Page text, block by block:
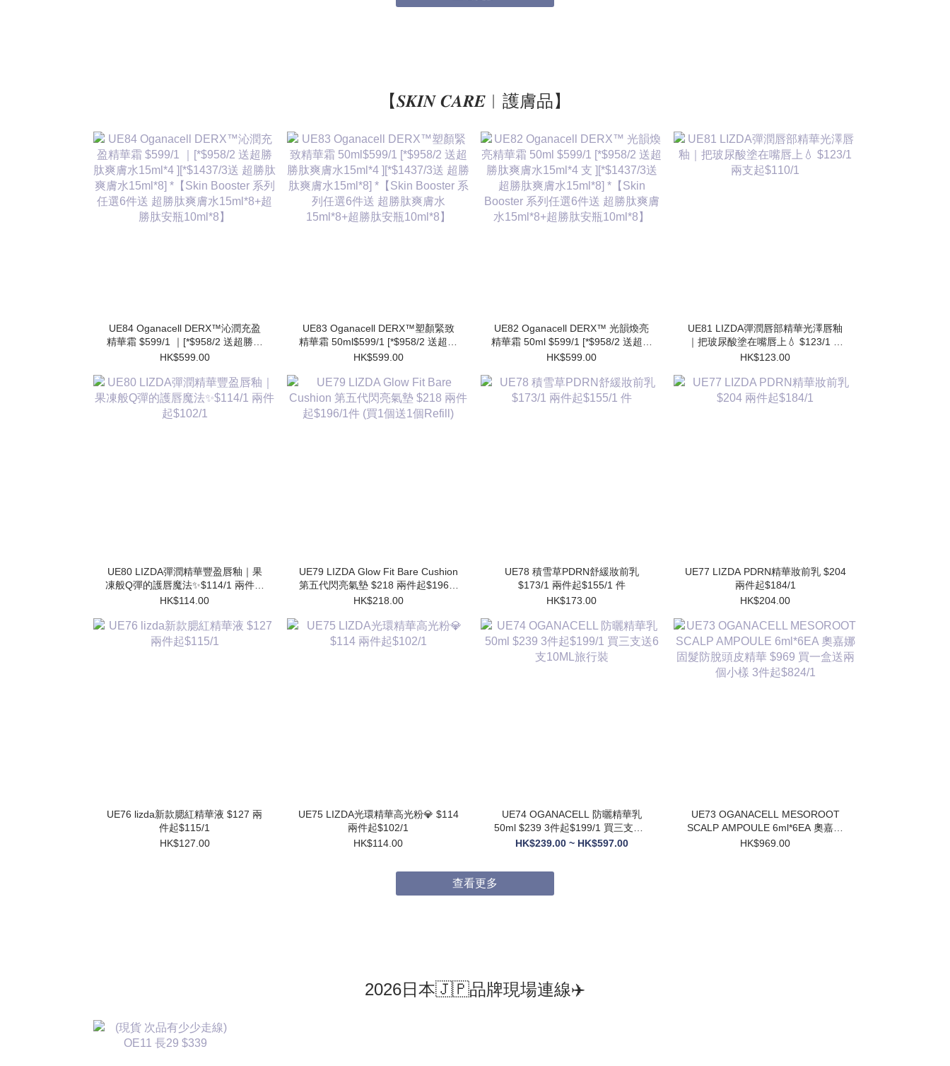
【𝑺𝑲𝑰𝑵 𝑪𝑨𝑹𝑬︱護膚品】
UE84 Oganacell DERX™沁潤充盈
精華霜 $599/1 ｜[*$958/2 送超勝肽
爽膚水15ml*4 ][*$1437/3送 超勝肽
任選6件送 超勝肽爽膚水15ml*8+超
勝肽安瓶10ml*8】
HK$599.00
UE83 Oganacell DERX™塑顏緊致
精華霜 50ml$599/1 [*$958/2 送超勝
肽爽膚水15ml*4 ][*$1437/3送 超勝
列任選6件送 超勝肽爽膚水
15ml*8+超勝肽安瓶10ml*8】
HK$599.00
UE82 Oganacell DERX™ 光韻煥亮
精華霜 50ml $599/1 [*$958/2 送超勝
肽爽膚水15ml*4 支 ][*$1437/3送 超
系列任選6件送 超勝肽爽膚水
15ml*8+超勝肽安瓶10ml*8】
HK$599.00
UE81 LIZDA彈潤唇部精華光澤唇釉
｜把玻尿酸塗在嘴唇上💧 $123/1 兩
支起$110/1
HK$123.00
UE80 LIZDA彈潤精華豐盈唇釉｜果
凍般Q彈的護唇魔法✨$114/1 兩件起
$102/1
HK$114.00
UE79 LIZDA Glow Fit Bare Cushion
第五代閃亮氣墊 $218 兩件起$196/1
件 (買1個送1個Refill)
HK$218.00
UE78 積雪草PDRN舒緩妝前乳
$173/1 兩件起$155/1 件
HK$173.00
UE77 LIZDA PDRN精華妝前乳 $204
兩件起$184/1
HK$204.00
UE76 lizda新款腮紅精華液 $127 兩
件起$115/1
HK$127.00
UE75 LIZDA光環精華高光粉💎 $114
兩件起$102/1
HK$114.00
UE74 OGANACELL 防曬精華乳
50ml $239 3件起$199/1 買三支送6
支10ML旅行裝
HK$239.00 ~ HK$597.00
UE73 OGANACELL MESOROOT
SCALP AMPOULE 6ml*6EA 奧嘉娜
固髮防脫頭皮精華 $969 買一盒送兩
HK$969.00
查看更多
2026日本🇯🇵品牌現場連線✈️